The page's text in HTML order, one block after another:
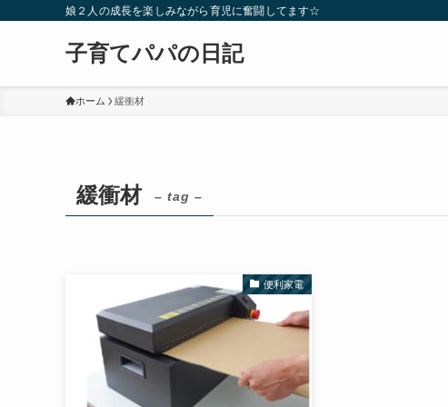
娘２人の成長を楽しみながら育児に奮闘してます☆
子育てパパの日記
ホーム 緩衝材
緩衝材 – tag –
便利家電